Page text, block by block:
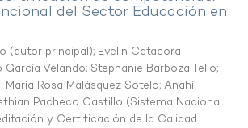
del Sector Educación en
(autor principal); Evelin Catacora
García Velando; Stephanie Barboza Tello;
; María Rosa Malásquez Sotelo; Anahí
Pacheco Castillo (Sistema Nacional
y Certificación de la Calidad